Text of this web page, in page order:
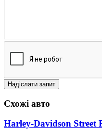
Схожі авто
Harley-Davidson Street